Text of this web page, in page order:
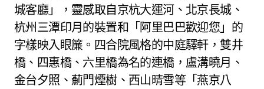
城客廳」，靈感取自京杭大運河、北京長城、
杭州三潭印月的裝置和「阿里巴巴歡迎您」的
字樣映入眼簾。四合院風格的中庭驛軒，雙井
橋、四惠橋、六里橋為名的連橋，盧溝曉月、
金台夕照、薊門煙樹、西山晴雪等「燕京八